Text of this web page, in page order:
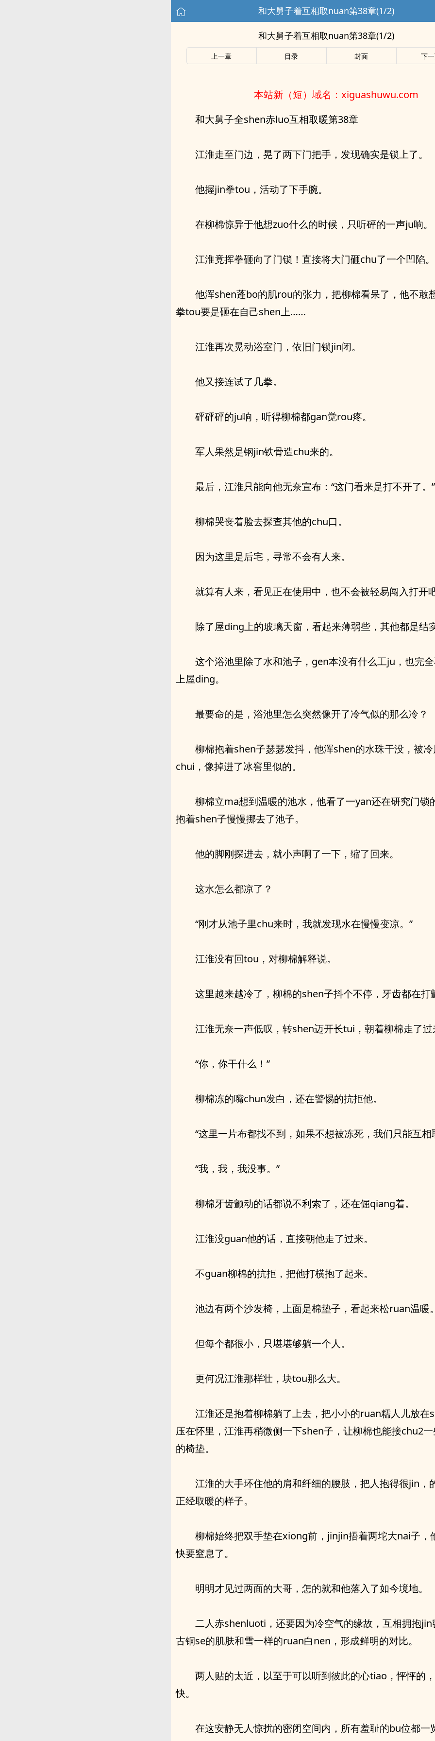
和大舅子着互相取nuan第38章(1/2)
和大舅子着互相取nuan第38章(1/2)
上一章 目录 封面 下
本站新（短）域名：xiguashuwu.com
和大舅子全shen赤luo互相取暖第38章
江淮走至门边，晃了两下门把手，发现确实是锁上了。
他握jin拳tou，活动了下手腕。
在柳棉惊异于他想zuo什么的时候，只听砰的一声ju响。
江淮竟挥拳砸向了门锁！直接将大门砸chu了一个凹陷。
他浑shen蓬bo的肌rou的张力，把柳棉看呆了，他不敢
拳tou要是砸在自己shen上……
江淮再次晃动浴室门，依旧门锁jin闭。
他又接连试了几拳。
砰砰砰的ju响，听得柳棉都gan觉rou疼。
军人果然是钢jin铁骨造chu来的。
最后，江淮只能向他无奈宣布：“这门看来是打不开了。”
柳棉哭丧着脸去探查其他的chu口。
因为这里是后宅，寻常不会有人来。
就算有人来，看见正在使用中，也不会被轻易闯入打开
除了屋ding上的玻璃天窗，看起来薄弱些，其他都是结
这个浴池里除了水和池子，gen本没有什么工ju，也完
上屋ding。
最要命的是，浴池里怎么突然像开了冷气似的那么冷？
柳棉抱着shen子瑟瑟发抖，他浑shen的水珠干没，被
chui，像掉进了冰窖里似的。
柳棉立ma想到温暖的池水，他看了一yan还在研究门锁
抱着shen子慢慢挪去了池子。
他的脚刚探进去，就小声啊了一下，缩了回来。
这水怎么都凉了？
“刚才从池子里chu来时，我就发现水在慢慢变凉。”
江淮没有回tou，对柳棉解释说。
这里越来越冷了，柳棉的shen子抖个不停，牙齿都在打
江淮无奈一声低叹，转shen迈开长tui，朝着柳棉走了
“你，你干什么！”
柳棉冻的嘴chun发白，还在警惕的抗拒他。
“这里一片布都找不到，如果不想被冻死，我们只能互相
“我，我，我没事。”
柳棉牙齿颤动的话都说不利索了，还在倔qiang着。
江淮没guan他的话，直接朝他走了过来。
不guan柳棉的抗拒，把他打横抱了起来。
池边有两个沙发椅，上面是棉垫子，看起来松ruan温暖
但每个都很小，只堪堪够躺一个人。
更何况江淮那样壮，块tou那么大。
江淮还是抱着柳棉躺了上去，把小小的ruan糯人儿放在
压在怀里，江淮再稍微侧一下shen子，让柳棉也能接chu2
的椅垫。
江淮的大手环住他的肩和纤细的腰肢，把人抱得很jin，
正经取暖的样子。
柳棉始终把双手垫在xiong前，jinjin捂着两坨大nai子，
快要窒息了。
明明才见过两面的大哥，怎的就和他落入了如今境地。
二人赤shenluoti，还要因为冷空气的缘故，互相拥抱jin
古铜se的肌肤和雪一样的ruan白nen，形成鲜明的对比。
两人贴的太近，以至于可以听到彼此的心tiao，怦怦的
快。
在这安静无人惊扰的密闭空间内，所有羞耻的bu位都一